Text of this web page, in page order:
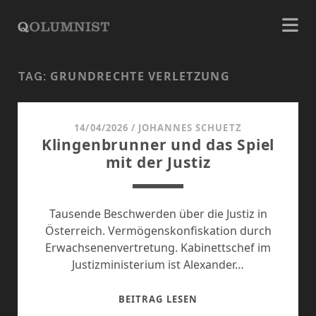
TAG: GRUNDRECHTE VERLETZUNG
14/04/2026 / JOHANNES SCHUETZ
Klingenbrunner und das Spiel
mit der Justiz
Tausende Beschwerden über die Justiz in
Österreich. Vermögenskonfiskation durch
Erwachsenenvertretung. Kabinettschef im
Justizministerium ist Alexander…
BEITRAG LESEN